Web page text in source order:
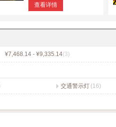
查看详情
¥7,468.14 - ¥9,335.14(3)
交通警示灯 (16)